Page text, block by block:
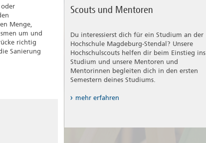
Menge,
um und
richtig
Sanierung
Scouts und Mentoren
Du interessierst dich für ein Studium an der
Hochschule Magdeburg-Stendal? Unsere
Hochschulscouts helfen dir beim Einstieg ins
Studium und unsere Mentoren und
Mentorinnen begleiten dich in den ersten
Semestern deines Studiums.
mehr erfahren